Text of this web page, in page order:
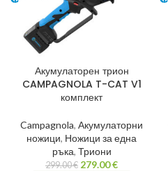
Акумулаторен трион
CAMPAGNOLA T-CAT V1
комплект
Campagnola, Акумулаторни
ножици, Ножици за една
ръка, Триони
299.00€ 279.00€